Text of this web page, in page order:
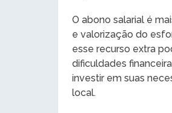
O abono salarial é
e valorização do
esse recurso extra
dificuldades
investir em suas
local.